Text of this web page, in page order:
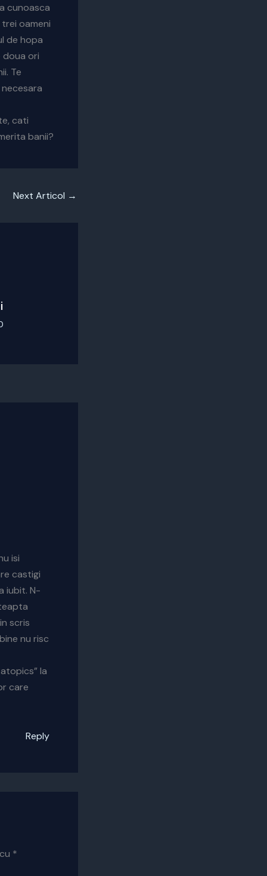
cunoasca
oameni
de hopa
doua ori
Te
cati
banii?
Next Articol →
isi
castigi
iubit. N-
scris
nu risc
la
care
Reply
*